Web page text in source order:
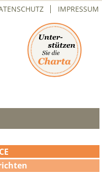
IMPRESSUM